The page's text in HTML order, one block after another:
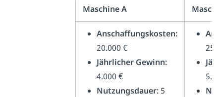
Maschine A
Anschaffungskosten:
20.000 €
Jährlicher Gewinn:
4.000 €
Nutzungsdauer: 5